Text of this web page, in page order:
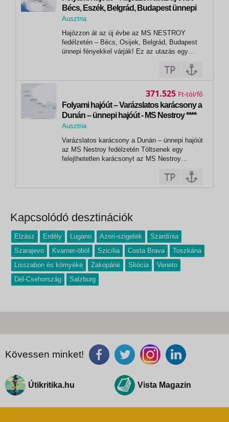
Bécs, Eszék, Belgrád, Budapest ünnepi
fényekkel várják! – MS Nestroy
Ausztria
Bécs
Hajózzon át az új évbe az MS NESTROY
fedélzetén – Bécs, Osijek, Belgrád, Budapest
ünnepi fényekkel várják! Ez az utazás egy
Bécsből indul, majd a híres magyar pusztán át
vezet az út a horvát Vukovárba, ahol lehetőség
Folyami hajóút – Varázslatos karácsony a
Dunán – ünnepi hajóút - MS Nestroy ****
Ausztria
Bécs
Varázslatos karácsony a Dunán – ünnepi hajóút
az MS Nestroy fedélzetén Töltsenek egy
felejthetetlen karácsonyt az MS Nestroy
városába, Felső-Ausztria elegáns fővárosába,
a téli fényekbe öltözött Regensburg történelmi
371.525 Ft
Kapcsolódó desztinációk
Elzász Erdély Lugano Azori-szigetek
Szardínia
Szarajevo
Kvarner-öböl Szicília Costa Brava
Toszkána
Lisszabon és környéke
Zakopáné Skócia
Veneto
Dél-Csehország
Salzburg
Kövessen minket!
Útikritika.hu Vista Magazin